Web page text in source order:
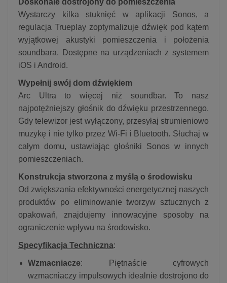
Wystarczy kilka stuknięć w aplikacji Sonos, a
regulacja Trueplay zoptymalizuje dźwięk pod kątem
wyjątkowej akustyki pomieszczenia i położenia
soundbara. Dostępne na urządzeniach z systemem
iOS i Android.
Wypełnij swój dom dźwiękiem
Arc Ultra to więcej niż soundbar. To nasz
najpotężniejszy głośnik do dźwięku przestrzennego.
Gdy telewizor jest wyłączony, przesyłaj strumieniowo
muzykę i nie tylko przez Wi-Fi i Bluetooth. Słuchaj w
całym domu, ustawiając głośniki Sonos w innych
pomieszczeniach.
Konstrukcja stworzona z myślą o środowisku
Od zwiększania efektywności energetycznej naszych
produktów po eliminowanie tworzyw sztucznych z
opakowań, znajdujemy innowacyjne sposoby na
ograniczenie wpływu na środowisko.
Specyfikacja Techniczna:
Wzmacniacze: Piętnaście cyfrowych
wzmacniaczy impulsowych idealnie dostrojono do